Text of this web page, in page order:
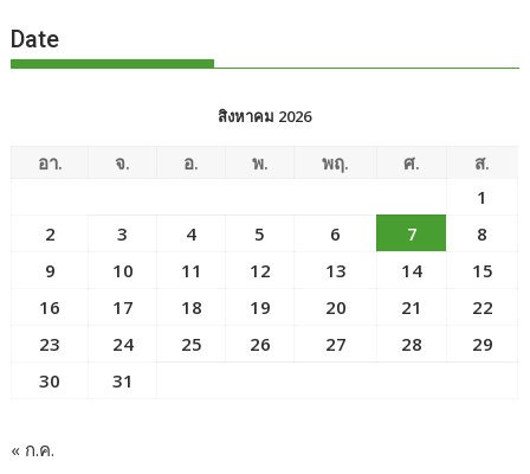
Date
สิงหาคม 2026
อา. จ. อ. พ. พฤ. ศ.
ส.
1
2
3 4 5 6 7
8
9
10 11 12 13 14
15
16
17 18 19 20 21
22
23
24 25 26 27 28
29
30
31
« ก.ค.